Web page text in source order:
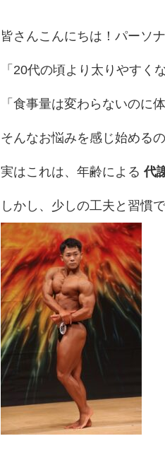
皆さんこんにちは！パーソ
「20代の頃より太りやすく
「食事量は変わらないのに
そんなお悩みを感じ始めるの
実はこれは、年齢による代
しかし、少しの工夫と習慣